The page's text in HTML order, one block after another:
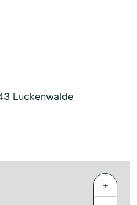
Luckenwalde
+